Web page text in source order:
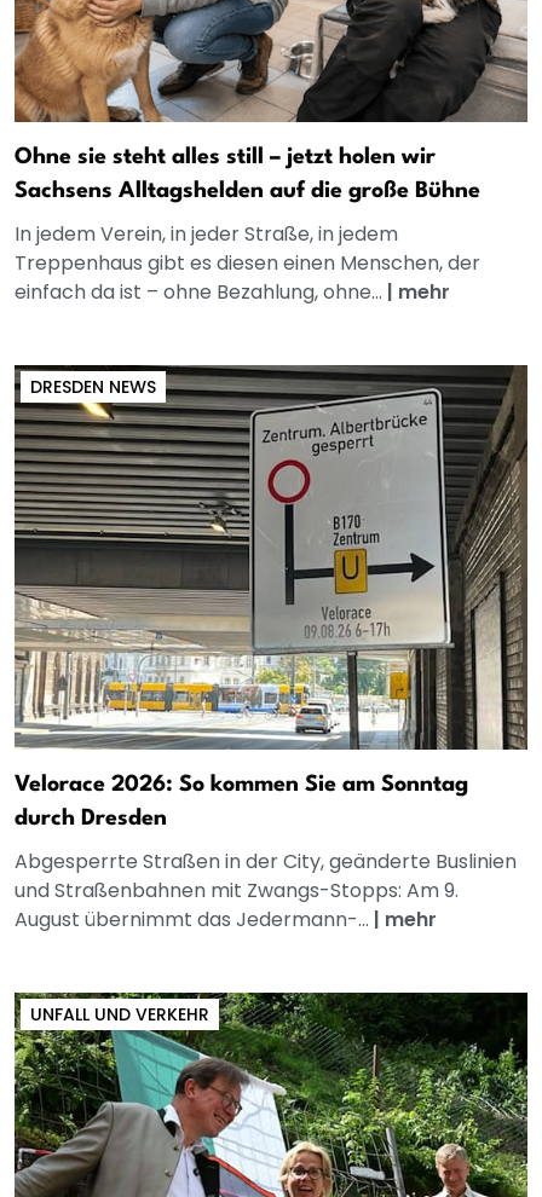
Ohne sie steht alles still – jetzt holen wir
Sachsens Alltagshelden auf die große Bühne
In jedem Verein, in jeder Straße, in jedem
Treppenhaus gibt es diesen einen Menschen, der
einfach da ist – ohne Bezahlung, ohne... | mehr
DRESDEN NEWS
Velorace 2026: So kommen Sie am Sonntag
durch Dresden
Abgesperrte Straßen in der City, geänderte Buslinien
und Straßenbahnen mit Zwangs-Stopps: Am 9.
August übernimmt das Jedermann-... | mehr
UNFALL UND VERKEHR